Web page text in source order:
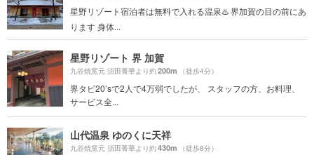
星野リゾート宿泊者は無料で入れる温泉♨️ 界加賀の目の前にあ
ります 身体...
星野リゾート 界 加賀
九谷焼窯元 須田菁華より約200m （徒歩4分）
界タビ20’sで2人で4万弱でしたが、 スタッフの方、お料理、
サービス全...
山代温泉 ゆのくに天祥
九谷焼窯元 須田菁華より約430m （徒歩8分）